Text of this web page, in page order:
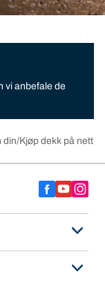
vi anbefale de
din Kjøp dekk på nett